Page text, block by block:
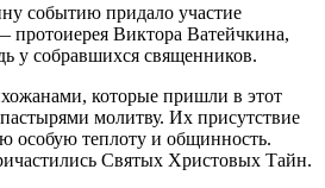
событию придало участие
протоиерея Виктора Ватейчкина,
у собравшихся священников.
которые пришли в этот
молитву. Их присутствие
особую теплоту и общинность.
Святых Христовых Тайн.